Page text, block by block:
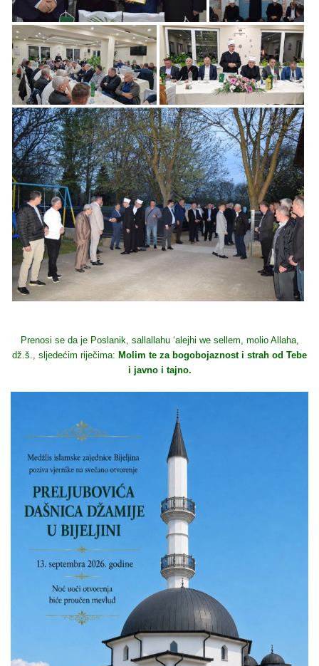
Prenosi se da je Poslanik, sallallahu ‘alejhi we sellem, molio Allaha,
dž.š., sljedećim riječima: Molim te za bogobojaznost i strah od Tebe
i javno i tajno.